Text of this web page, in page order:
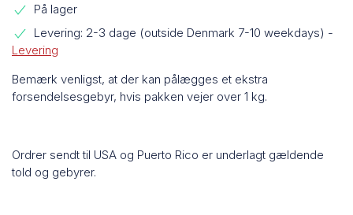
På lager
Levering: 2-3 dage (outside Denmark 7-10 weekdays) -
Levering
Bemærk venligst, at der kan pålægges et ekstra
forsendelsesgebyr, hvis pakken vejer over 1 kg.
Ordrer sendt til USA og Puerto Rico er underlagt gældende
told og gebyrer.